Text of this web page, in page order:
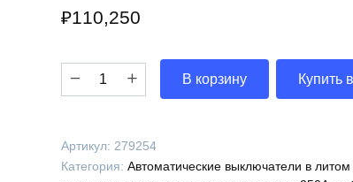
₽110,250
Количество
Выключатель
41-
340050-
В корзину Купить
Артикул: 279254
Категория: Автоматические выключатели в литом